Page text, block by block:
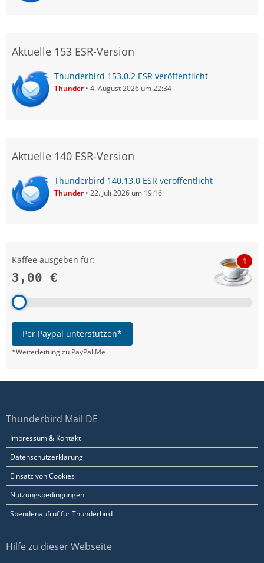
Aktuelle 153 ESR-Version
Thunderbird 153.0.2 ESR veröffentlicht
Thunder 4. August 2026 um 22:34
Aktuelle 140 ESR-Version
Thunderbird 140.13.0 ESR veröffentlicht
Thunder 22. Juli 2026 um 19:16
Kaffee ausgeben für:
3,00 €
1
Per Paypal unterstützen*
*Weiterleitung zu PayPal.Me
Thunderbird Mail DE
Impressum & Kontakt
Datenschutzerklärung
Einsatz von Cookies
Nutzungsbedingungen
Spendenaufruf für Thunderbird
Hilfe zu dieser Webseite